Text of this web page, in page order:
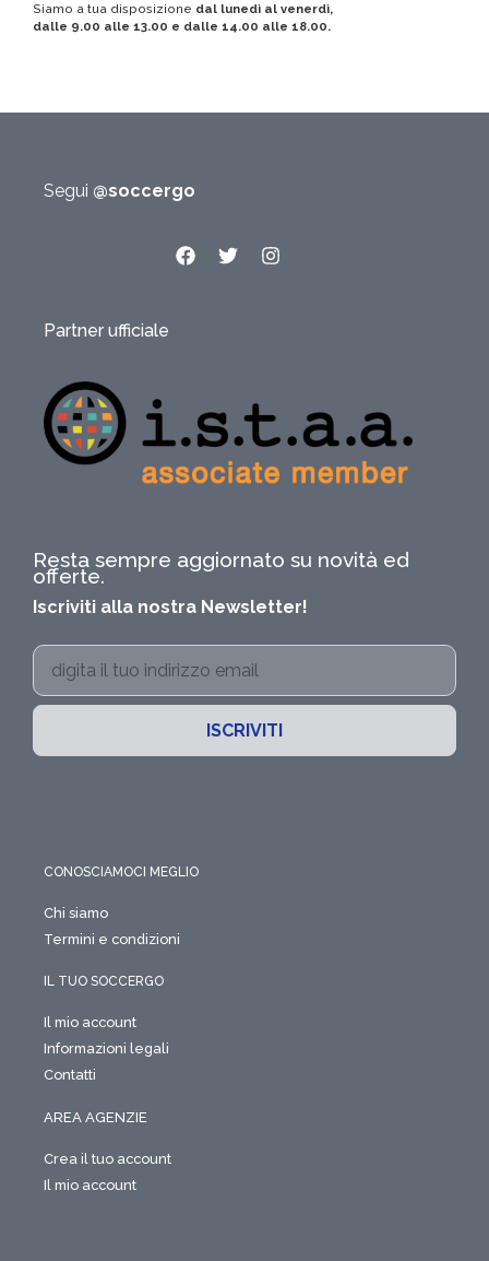
Siamo a tua disposizione dal lunedì al venerdì,
dalle 9.00 alle 13.00 e dalle 14.00 alle 18.00.
Segui @soccergo
Partner ufficiale
Resta sempre aggiornato su novità ed
offerte.
Iscriviti alla nostra Newsletter!
ISCRIVITI
CONOSCIAMOCI MEGLIO
Chi siamo
Termini e condizioni
IL TUO SOCCERGO
Il mio account
Informazioni legali
Contatti
AREA AGENZIE
Crea il tuo account
Il mio account